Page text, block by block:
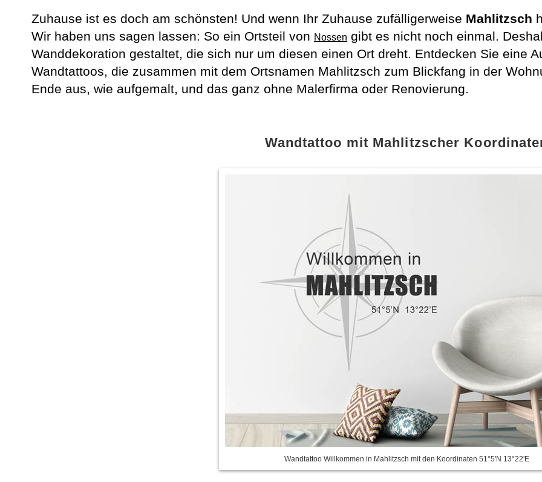
Zuhause ist es doch am schönsten! Und wenn Ihr Zuhause zufälligerweise Mahlitzsch
Wir haben uns sagen lassen: So ein Ortsteil von Nossen gibt es nicht noch einmal.
Wanddekoration gestaltet, die sich nur um diesen einen Ort dreht. Entdecken Sie eine
Wandtattoos, die zusammen mit dem Ortsnamen Mahlitzsch zum Blickfang in der
Ende aus, wie aufgemalt, und das ganz ohne Malerfirma oder Renovierung.
Wandtattoo mit Mahlitzscher
Wandtattoo Willkommen in Mahlitzsch mit den Koordinaten 51°5'N 13°22'E